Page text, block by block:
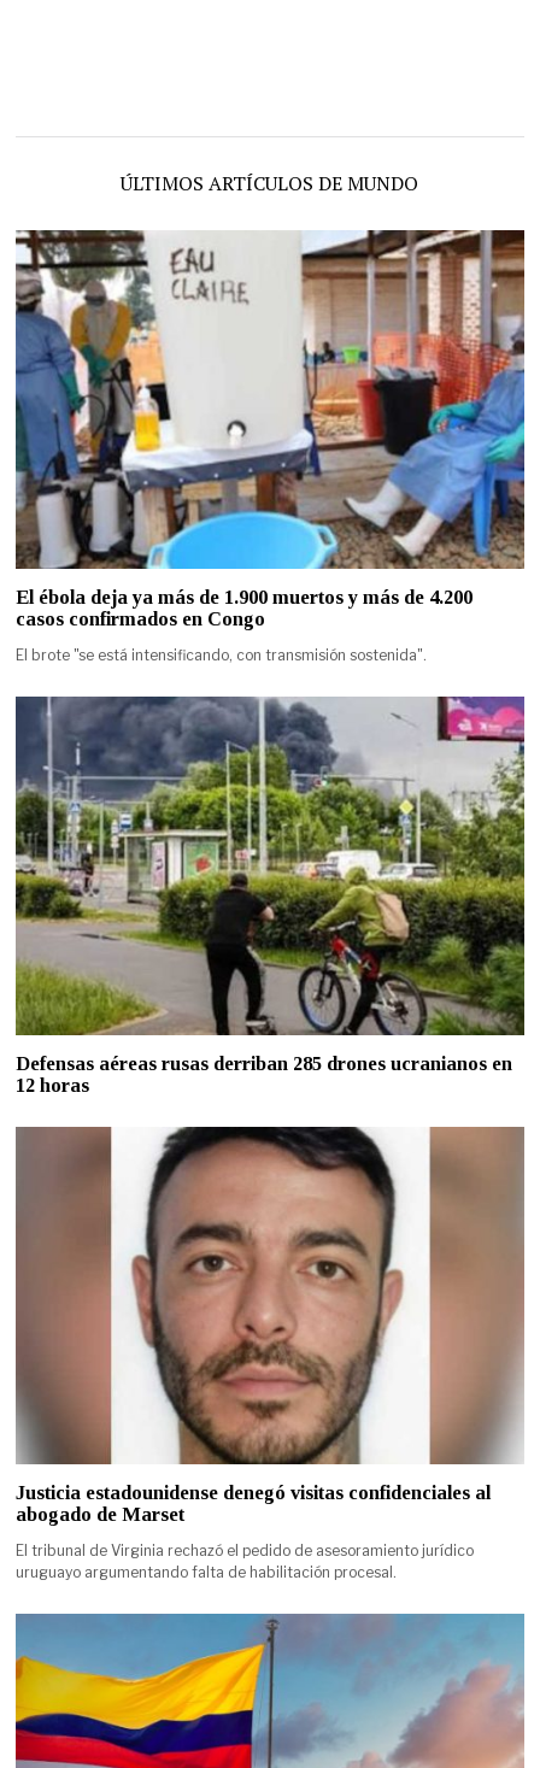
ÚLTIMOS ARTÍCULOS DE MUNDO
El ébola deja ya más de 1.900 muertos y más de 4.200
casos confirmados en Congo
El brote "se está intensificando, con transmisión sostenida".
Defensas aéreas rusas derriban 285 drones ucranianos en
12 horas
Justicia estadounidense denegó visitas confidenciales al
abogado de Marset
El tribunal de Virginia rechazó el pedido de asesoramiento jurídico
uruguayo argumentando falta de habilitación procesal.